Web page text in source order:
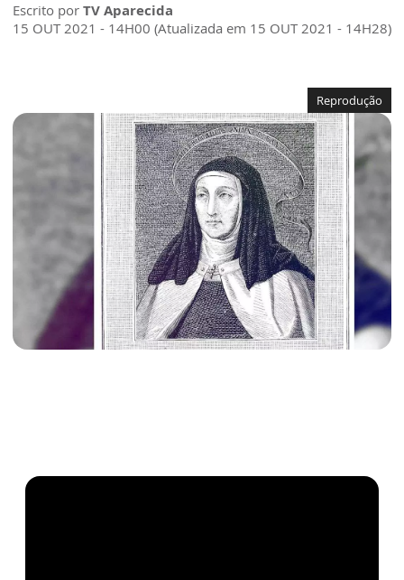
Escrito por TV Aparecida
15 OUT 2021 - 14H00 (Atualizada em 15 OUT 2021 - 14H28)
Reprodução